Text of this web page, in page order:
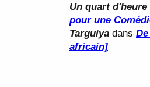
Un quart d'heure
pour une
Targuiya dans
africain]